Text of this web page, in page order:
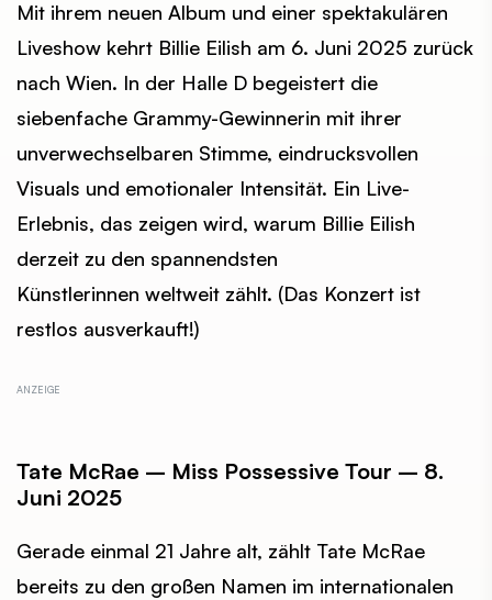
Mit ihrem neuen Album und einer spektakulären
Liveshow kehrt Billie Eilish am 6. Juni 2025 zurück
nach Wien. In der Halle D begeistert die
siebenfache Grammy-Gewinnerin mit ihrer
unverwechselbaren Stimme, eindrucksvollen
Visuals und emotionaler Intensität. Ein Live-
Erlebnis, das zeigen wird, warum Billie Eilish
derzeit zu den spannendsten
Künstlerinnen weltweit zählt. (Das Konzert ist
restlos ausverkauft!)
Tate McRae – Miss Possessive Tour – 8.
Juni 2025
Gerade einmal 21 Jahre alt, zählt Tate McRae
bereits zu den großen Namen im internationalen